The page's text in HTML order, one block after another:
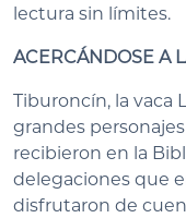
lectura sin límites.
ACERCÁNDOSE A
Tiburoncín, la vaca
grandes
recibieron en la
delegaciones que
disfrutaron de